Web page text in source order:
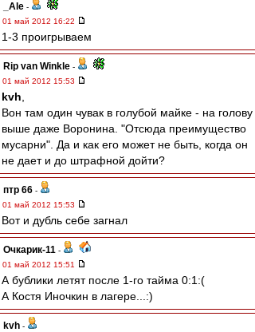
_Ale -
01 май 2012 16:22
1-3 проигрываем
Rip van Winkle -
01 май 2012 15:53
kvh
Вон там один чувак в голубой майке - на голову
выше даже Воронина. "Отсюда преимущество
мусарни". Да и как его может не быть, когда он
не дает и до штрафной дойти?
птр 66 -
01 май 2012 15:53
Вот и дубль себе загнал
Очкарик-11 -
01 май 2012 15:51
А бублики летят после 1-го тайма 0:1:(
А Костя Иночкин в лагере...:)
kvh -